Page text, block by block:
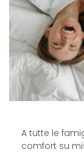
A tutte le
comfort su